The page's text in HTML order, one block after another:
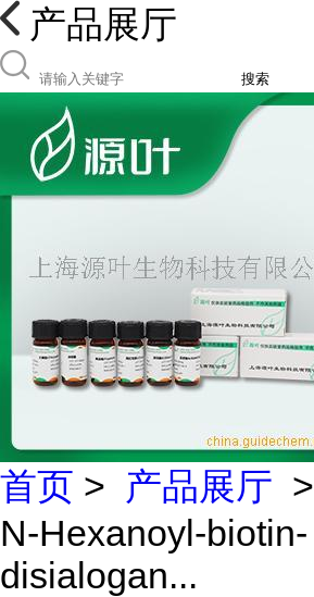
产品展厅
搜索
首页 > 产品展厅 >
N-Hexanoyl-biotin-
disialogan...